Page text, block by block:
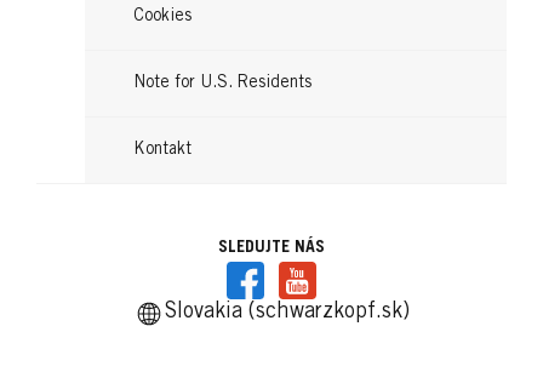
Cookies
Note for U.S. Residents
Kontakt
SLEDUJTE NÁS
Slovakia (schwarzkopf.sk)